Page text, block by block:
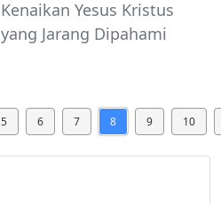
Kenaikan Yesus Kristus
yang Jarang Dipahami
5 6 7 8 9 10